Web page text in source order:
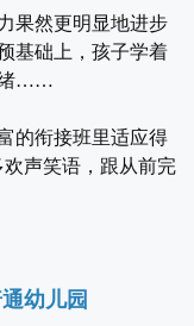
果然更明显地进步
基础上，孩子学着
绪……
的衔接班里适应得
声笑语，跟从前完
幼儿园